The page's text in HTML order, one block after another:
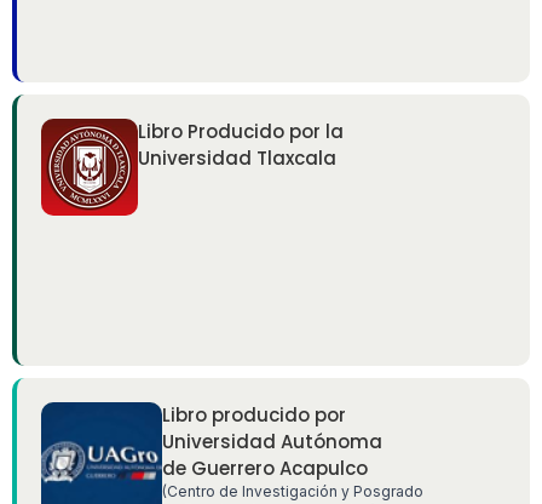
Libro Producido por la
Universidad Tlaxcala
Libro producido por
Universidad Autónoma
de Guerrero Acapulco
(Centro de Investigación y Posgrado